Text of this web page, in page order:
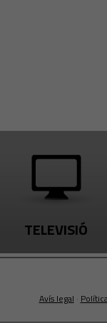
TELEVISIÓ
Avís legal ·